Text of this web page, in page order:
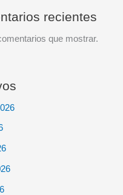
recientes
que mostrar.